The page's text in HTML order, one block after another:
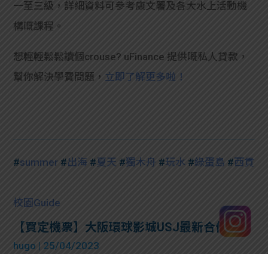
一至三級，詳細資料可參考康文署及各大水上活動機
構嘅課程。
想輕輕鬆鬆讀個crouse? uFinance 提供嘅私人貸款，
幫你解決學費問題， 立即了解更多啦！
#summer #出海 #夏天 #獨木舟 #玩水 #綠蛋島 #西貢
校園Guide
【買定機票】大阪環球影城USJ最新合作
hugo | 25/04/2023